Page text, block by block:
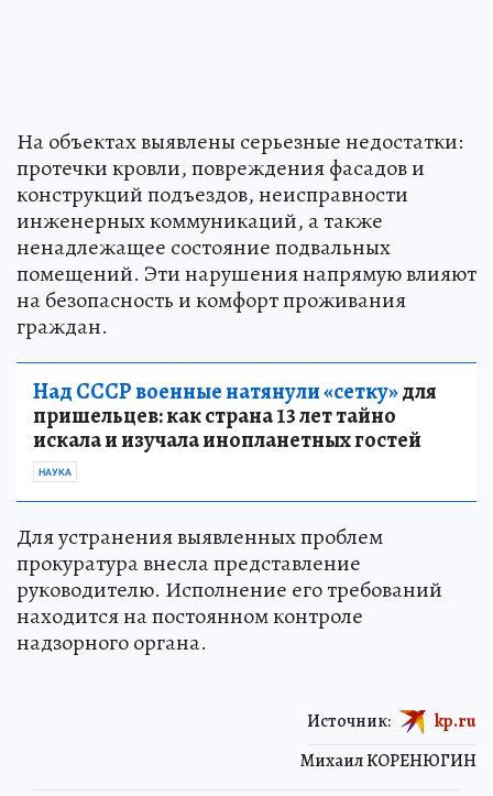
На объектах выявлены серьезные недостатки:
протечки кровли, повреждения фасадов и
конструкций подъездов, неисправности
инженерных коммуникаций, а также
ненадлежащее состояние подвальных
помещений. Эти нарушения напрямую влияют
на безопасность и комфорт проживания
граждан.
Над СССР военные натянули «сетку»для
пришельцев: как страна 13 лет тайно
искала и изучала инопланетных гостей
НАУКА
Для устранения выявленных проблем
прокуратура внесла представление
руководителю. Исполнение его требований
находится на постоянном контроле
надзорного органа.
Михаил КОРЕНЮГИН
Источник: kp.ru